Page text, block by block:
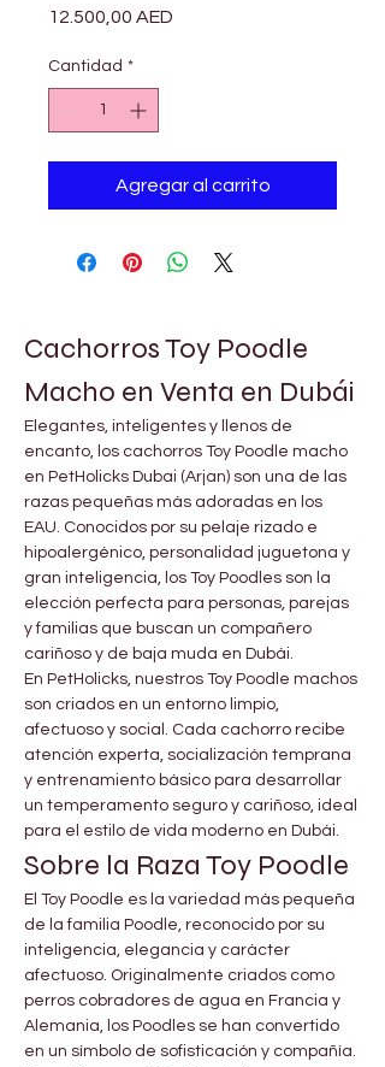
12.500,00 AED
Cantidad *
Agregar al carrito
Cachorros Toy Poodle
Macho en Venta en Dubái
Elegantes, inteligentes y llenos de
encanto, los cachorros Toy Poodle macho
en PetHolicks Dubai (Arjan) son una de las
razas pequeñas más adoradas en los
EAU. Conocidos por su pelaje rizado e
hipoalergénico, personalidad juguetona y
gran inteligencia, los Toy Poodles son la
elección perfecta para personas, parejas
y familias que buscan un compañero
cariñoso y de baja muda en Dubái.
En PetHolicks, nuestros Toy Poodle machos
son criados en un entorno limpio,
afectuoso y social. Cada cachorro recibe
atención experta, socialización temprana
y entrenamiento básico para desarrollar
un temperamento seguro y cariñoso, ideal
para el estilo de vida moderno en Dubái.
Sobre la Raza Toy Poodle
El Toy Poodle es la variedad más pequeña
de la familia Poodle, reconocido por su
inteligencia, elegancia y carácter
afectuoso. Originalmente criados como
perros cobradores de agua en Francia y
Alemania, los Poodles se han convertido
en un símbolo de sofisticación y compañía.